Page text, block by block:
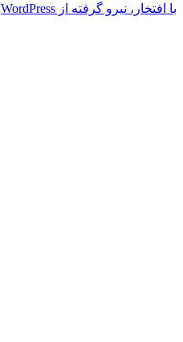
با افتخار، نیرو گرفته از WordPress